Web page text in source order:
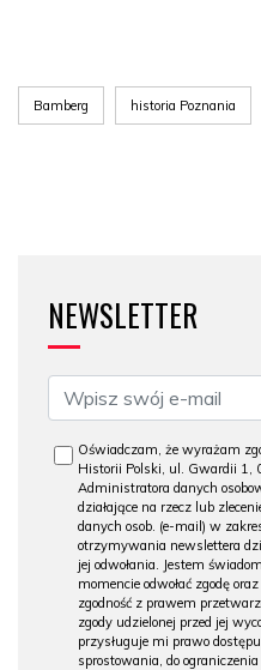
Bamberg historia Poznania
NEWSLETTER
Oświadczam, że wyrażam
Historii Polski, ul. Gwardii 1,
Administratora danych
działające na rzecz lub
danych osob. (e-mail) w
otrzymywania newslettera
jej odwołania. Jestem
momencie odwołać zgodę
zgodność z prawem
zgody udzielonej przed jej
przysługuje mi prawo
sprostowania, do